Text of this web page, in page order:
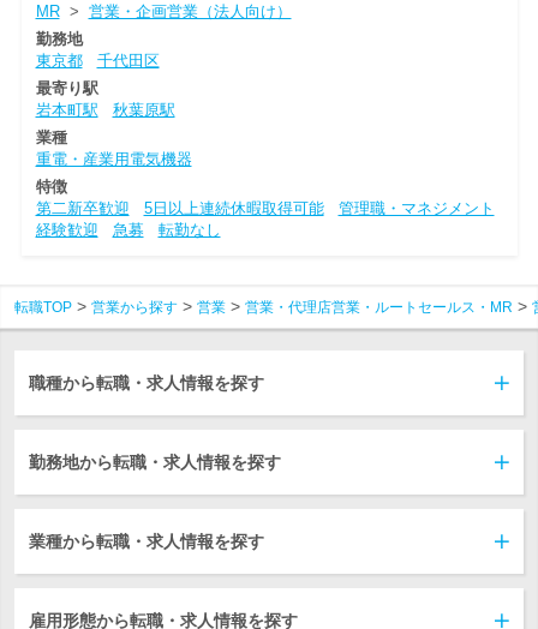
MR> 営業・企画営業（法人向け）
勤務地
東京都
千代田区
最寄り駅
岩本町駅
秋葉原駅
業種
重電・産業用電気機器
特徴
第二新卒歓迎
5日以上連続休暇取得可能
管理職・マネジメント
経験歓迎
急募 転勤なし
転職TOP 営業から探す 営業 営業・代理店営業・ルートセールス・MR
職種から転職・求人情報を探す
勤務地から転職・求人情報を探す
業種から転職・求人情報を探す
雇用形態から転職・求人情報を探す